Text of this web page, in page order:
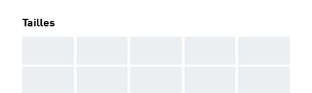
Tailles